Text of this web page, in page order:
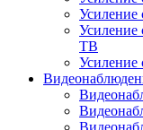
Усиление
Усиление
ТВ
Усиление